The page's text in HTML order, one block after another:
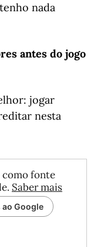
nada
antes do jogo
jogar
nesta
como fonte
Saber mais
Google